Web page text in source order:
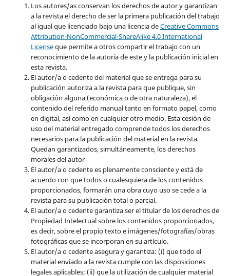
Los autores/as conservan los derechos de autor y garantizan
a la revista el derecho de ser la primera publicación del trabajo
al igual que licenciado bajo una licencia deCreative Commons
Attribution-NonCommercial-ShareAlike 4.0 International
Licenseque permite a otros compartir el trabajo con un
reconocimiento de la autoría de este y la publicación inicial en
esta revista.
El autor/a o cedente del material que se entrega para su
publicación autoriza a la revista para que publique, sin
obligación alguna (económica o de otra naturaleza), el
contenido del referido manual tanto en formato papel, como
en digital, así como en cualquier otro medio. Esta cesión de
uso del material entregado comprende todos los derechos
necesarios para la publicación del material en la revista.
Quedan garantizados, simultáneamente, los derechos
morales del autor
El autor/a o cedente es plenamente consciente y está de
acuerdo con que todos o cualesquiera de los contenidos
proporcionados, formarán una obra cuyo uso se cede a la
revista para su publicación total o parcial.
El autor/a o cedente garantiza ser el titular de los derechos de
Propiedad Intelectual sobre los contenidos proporcionados,
es decir, sobre el propio texto e imágenes/fotografías/obras
fotográficas que se incorporan en su artículo.
El autor/a o cedente asegura y garantiza: (i) que todo el
material enviado a la revista cumple con las disposiciones
legales aplicables; (ii) que la utilización de cualquier material